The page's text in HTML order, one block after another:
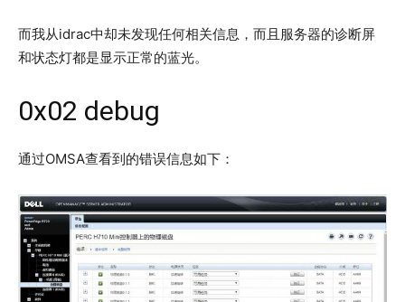
而我从idrac中却未发现任何相关信息，而且服务器的诊断屏
和状态灯都是显示正常的蓝光。
0x02 debug
通过OMSA查看到的错误信息如下：